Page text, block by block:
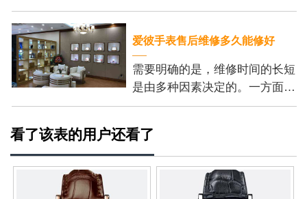
手表的机芯内部有许多精密的齿
证手表准确走时的基
爱彼手表售后维修多久能修好
需要明确的是，维修时间的长短
是由多种因素决定的。一方面，
维修的复杂程度是个重要的考虑
池或调整表带长度，
看了该表的用户还看了